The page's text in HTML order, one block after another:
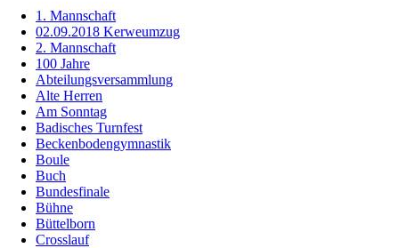
1. Mannschaft
02.09.2018 Kerweumzug
2. Mannschaft
100 Jahre
Abteilungsversammlung
Alte Herren
Am Sonntag
Badisches Turnfest
Beckenbodengymnastik
Boule
Buch
Bundesfinale
Bühne
Büttelborn
Crosslauf